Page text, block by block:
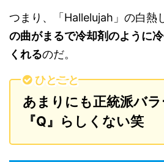
つまり、「Hallelujah」の白熱
の曲がまるで冷却剤のように
くれるのだ。
ひとこと
あまりにも正統派バ
『Q』らしくない笑